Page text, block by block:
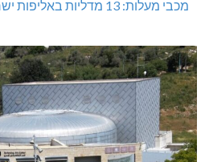
מכבי מעלות: 13 מדליות באליפות ישראל